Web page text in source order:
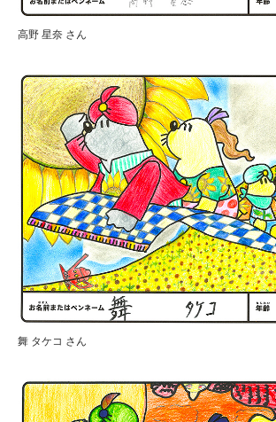
高野 星奈 さん
舞 タケコ さん